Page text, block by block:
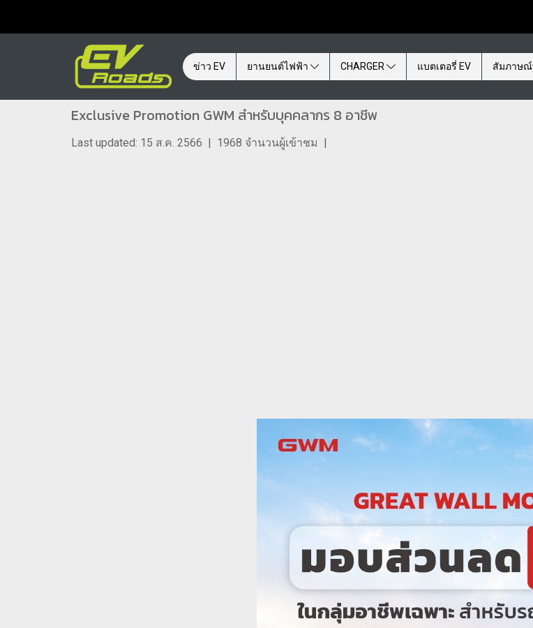
ข่าว EV ยานยนต์ไฟฟ้า CHARGER แบตเตอรี่ EV สัมภาษณ์
Exclusive Promotion GWM สำหรับบุคคลากร 8 อาชีพ
Last updated: 15 ส.ค. 2566 | 1968 จำนวนผู้เข้าชม |